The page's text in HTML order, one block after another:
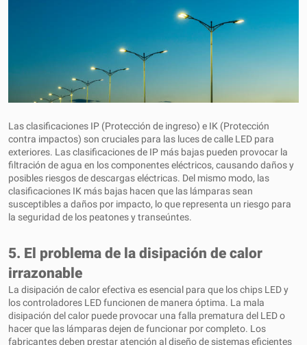
Las clasificaciones IP (Protección de ingreso) e IK (Protección
contra impactos) son cruciales para las luces de calle LED para
exteriores. Las clasificaciones de IP más bajas pueden provocar la
filtración de agua en los componentes eléctricos, causando daños y
posibles riesgos de descargas eléctricas. Del mismo modo, las
clasificaciones IK más bajas hacen que las lámparas sean
susceptibles a daños por impacto, lo que representa un riesgo para
la seguridad de los peatones y transeúntes.
5. El problema de la disipación de calor
irrazonable
La disipación de calor efectiva es esencial para que los chips LED y
los controladores LED funcionen de manera óptima. La mala
disipación del calor puede provocar una falla prematura del LED o
hacer que las lámparas dejen de funcionar por completo. Los
fabricantes deben prestar atención al diseño de sistemas eficientes